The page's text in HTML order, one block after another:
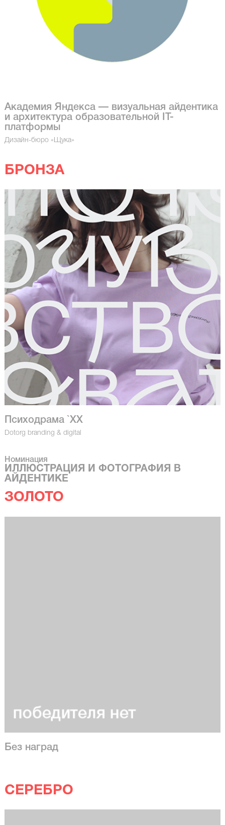
Академия Яндекса — визуальная айдентика
и архитектура образовательной IT-
платформы
Дизайн-бюро «Щука»
БРОНЗА
Психодрама `XX
Dotorg branding & digital
Номинация
ИЛЛЮСТРАЦИЯ И ФОТОГРАФИЯ В
АЙДЕНТИКЕ
ЗОЛОТО
Без наград
СЕРЕБРО